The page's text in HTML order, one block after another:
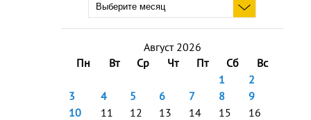
Август 2026
Пн
Вт Ср Чт Пт Сб
Вс
1
2
3
4 5 6 7 8
9
10
11 12 13 14 15
16